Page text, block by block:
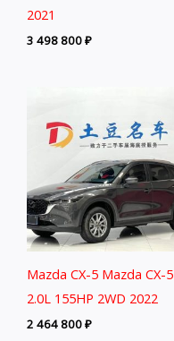
2021
3 498 800₽
Mazda CX-5 Mazda CX-5
2.0L 155HP 2WD 2022
2 464 800₽